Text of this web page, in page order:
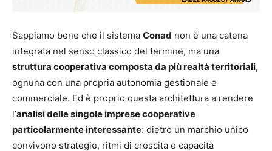
Sappiamo bene che il sistema Conad non è una catena
integrata nel senso classico del termine, ma una
struttura cooperativa composta da più realtà territoriali,
ognuna con una propria autonomia gestionale e
commerciale. Ed è proprio questa architettura a rendere
l’analisi delle singole imprese cooperative
particolarmente interessante: dietro un marchio unico
convivono strategie, ritmi di crescita e capacità